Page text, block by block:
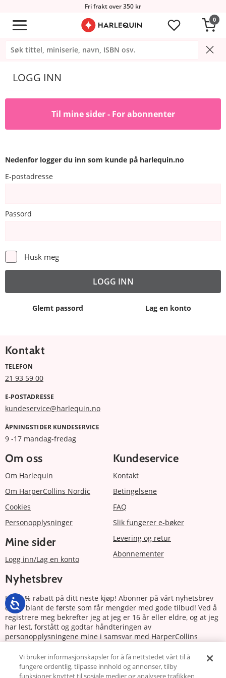
Fri frakt over 350 kr
0
LOGG INN
Til mine sider - For abonnenter
Nedenfor logger du inn som kunde på harlequin.no
E-postadresse
Passord
Husk meg
Glemt passord Lag en konto
Kontakt
TELEFON
21 93 59 00
E-POSTADRESSE
kundeservice@harlequin.no
ÅPNINGSTIDER KUNDESERVICE
9 -17 mandag-fredag
Om oss
Om Harlequin
Om HarperCollins Nordic
Cookies
Personopplysninger
Mine sider
Logg inn/Lag en konto
Kundeservice
Kontakt
Betingelsene
FAQ
Slik fungerer e-bøker
Levering og retur
Abonnementer
Nyhetsbrev
Få 20 % rabatt på ditt neste kjøp! Abonner på vårt nyhetsbrev
og bli blant de første som får mengder med gode tilbud! Ved å
registrere meg bekrefter jeg at jeg er 16 år eller eldre, og at jeg
har lest, forstått og godtar håndteringen av
personopplysningene mine i samsvar med HarperCollins
Abonnere
Vi bruker informasjonskapsler for å få nettstedet vårt til å
fungere ordentlig, tilpasse innhold og annonser, tilby
funksjoner knyttet til sosiale medier og analysere trafikken